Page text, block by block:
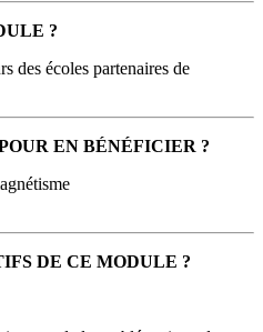
?
des écoles partenaires de
EN BÉNÉFICIER ?
DE CE MODULE ?